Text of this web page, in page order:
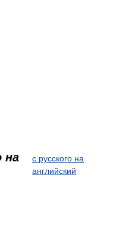
на
с русского на
английский